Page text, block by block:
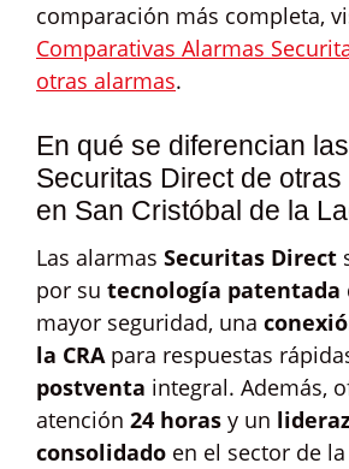
comparación más completa,
Comparativas Alarmas
otras alarmas.
En qué se diferencian
Securitas Direct de
en San Cristóbal de la
Las alarmas Securitas Direct
por su tecnología patentada
mayor seguridad, una
la CRApara respuestas
postventa integral. Además,
atención 24 horas y un
consolidado en el sector de